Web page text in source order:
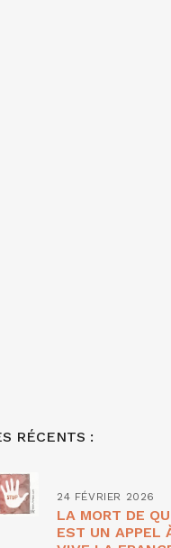
RÉCENTS :
24 FÉVRIER 2026
LA MORT DE
EST UN APPEL